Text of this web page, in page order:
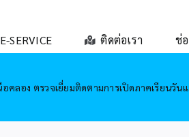
E-SERVICE ติดต่อเรา ช่
ลอง ตรวจเยี่ยมติดตามการเปิดภาคเรียนวัน